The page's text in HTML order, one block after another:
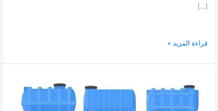
[…]
افضل
شركة
سجاد
بخميس
مشيط
قراءة المزيد »